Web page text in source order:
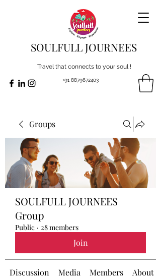
SOULFULL JOURNEES
Travel that connects to your soul !
+91 8879672403
Groups
SOULFULL JOURNEES
Group
Public · 28 members
Join
Discussion Media Members About